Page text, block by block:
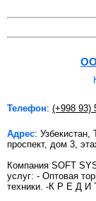
Телефон: (+998 93)
Адрес: Узбекистан,
проспект, дом 3,
Компания SOFT
услуг: - Оптовая
техники. -К Р Е Д И